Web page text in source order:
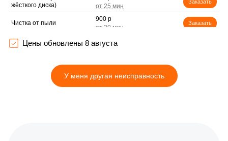
жёсткого диска)
Заказать
Чистка от пыли
900 р
Заказать
Цены обновлены 8 августа
У меня другая неисправность